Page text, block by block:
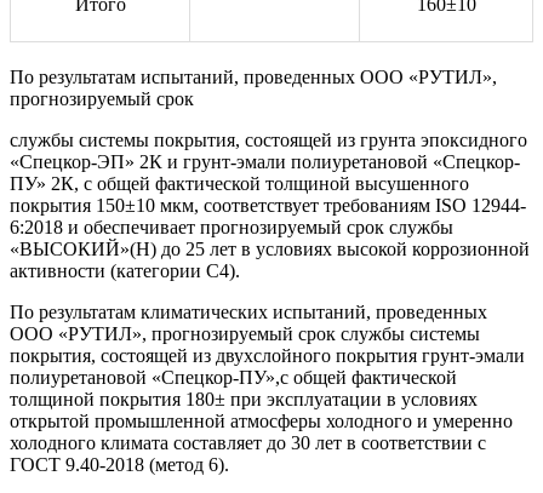
По результатам испытаний, проведенных ООО «РУТИЛ»,
прогнозируемый срок
службы системы покрытия, состоящей из грунта эпоксидного
«Спецкор-ЭП» 2К и грунт-эмали полиуретановой «Спецкор-
ПУ» 2К, с общей фактической толщиной высушенного
покрытия 150±10 мкм, соответствует требованиям ISO 12944-
6:2018 и обеспечивает прогнозируемый срок службы
«ВЫСОКИЙ»(Н) до 25 лет в условиях высокой коррозионной
активности (категории С4).
По результатам климатических испытаний, проведенных
ООО «РУТИЛ», прогнозируемый срок службы системы
покрытия, состоящей из двухслойного покрытия грунт-эмали
полиуретановой «Спецкор-ПУ»,с общей фактической
толщиной покрытия 180± при эксплуатации в условиях
открытой промышленной атмосферы холодного и умеренно
холодного климата составляет до 30 лет в соответствии с
ГОСТ 9.40-2018 (метод 6).